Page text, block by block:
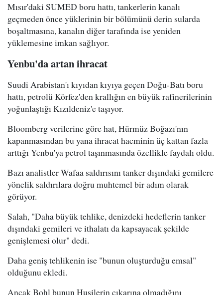
Mısır'daki SUMED boru hattı, tankerlerin kanalı
geçmeden önce yüklerinin bir bölümünü derin sularda
boşaltmasına, kanalın diğer tarafında ise yeniden
yüklemesine imkan sağlıyor.
Yenbu'da artan ihracat
Suudi Arabistan'ı kıyıdan kıyıya geçen Doğu-Batı boru
hattı, petrolü Körfez'den krallığın en büyük rafinerilerinin
yoğunlaştığı Kızıldeniz'e taşıyor.
Bloomberg verilerine göre hat, Hürmüz Boğazı'nın
kapanmasından bu yana ihracat hacminin üç kattan fazla
arttığı Yenbu'ya petrol taşınmasında özellikle faydalı oldu.
Bazı analistler Wafaa saldırısını tanker dışındaki gemilere
yönelik saldırılara doğru muhtemel bir adım olarak
görüyor.
Salah, "Daha büyük tehlike, denizdeki hedeflerin tanker
dışındaki gemileri ve ithalatı da kapsayacak şekilde
genişlemesi olur" dedi.
Daha geniş tehlikenin ise "bunun oluşturduğu emsal"
olduğunu ekledi.
Ancak Bohl bunun Husilerin çıkarına olmadığını